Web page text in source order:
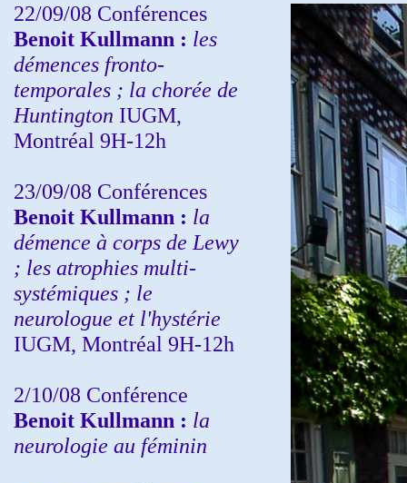
22/09/08 Conférences
Benoit Kullmann : les
démences fronto-
temporales ; la chorée de
Huntington IUGM,
Montréal 9H-12h
23/09/08 Conférences
Benoit Kullmann : la
démence à corps de Lewy
; les atrophies multi-
systémiques ; le
neurologue et l'hystérie
IUGM, Montréal 9H-12h
2/10/08 Conférence
Benoit Kullmann : la
neurologie au féminin